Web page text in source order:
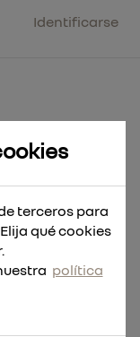
Identificarse
terceros para
qué cookies
política